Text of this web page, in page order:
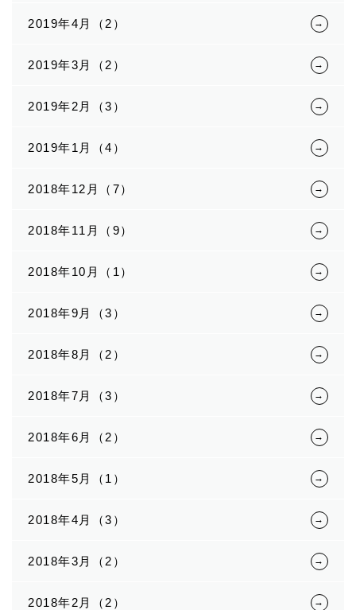
2019年4月（2）
2019年3月（2）
2019年2月（3）
2019年1月（4）
2018年12月（7）
2018年11月（9）
2018年10月（1）
2018年9月（3）
2018年8月（2）
2018年7月（3）
2018年6月（2）
2018年5月（1）
2018年4月（3）
2018年3月（2）
2018年2月（2）